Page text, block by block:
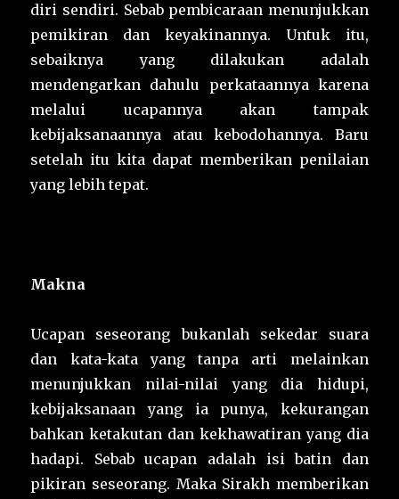
diri sendiri. Sebab pembicaraan menunjukkan
pemikiran dan keyakinannya. Untuk itu,
sebaiknya yang dilakukan adalah
mendengarkan dahulu perkataannya karena
melalui ucapannya akan tampak
kebijaksanaannya atau kebodohannya. Baru
setelah itu kita dapat memberikan penilaian
yang lebih tepat.
Makna
Ucapan seseorang bukanlah sekedar suara
dan kata-kata yang tanpa arti melainkan
menunjukkan nilai-nilai yang dia hidupi,
kebijaksanaan yang ia punya, kekurangan
bahkan ketakutan dan kekhawatiran yang dia
hadapi. Sebab ucapan adalah isi batin dan
pikiran seseorang. Maka Sirakh memberikan